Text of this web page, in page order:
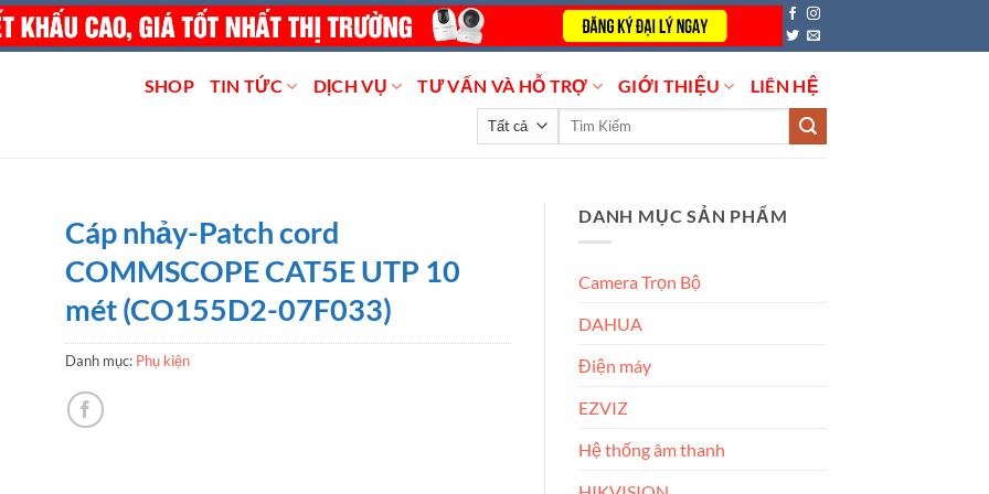
SHOP TIN TỨC DỊCH VỤ TƯ VẤN VÀ HỖ TRỢ GIỚI THIỆU LIÊN HỆ
Tìm
Cáp nhảy-Patch cord
COMMSCOPE CAT5E UTP 10
mét (CO155D2-07F033)
Danh mục: Phụ kiện
DANH MỤC SẢN PHẨM
Camera Trọn Bộ
DAHUA
Điện máy
EZVIZ
Hệ thống âm thanh